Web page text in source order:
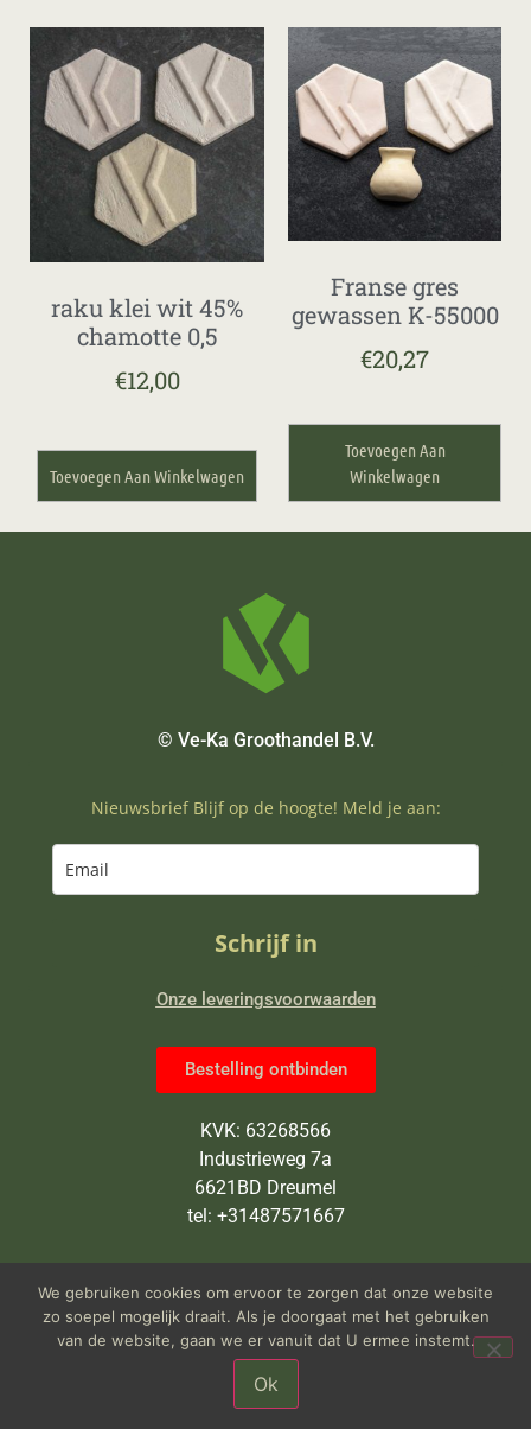
raku klei wit 45%
chamotte 0,5
€12,00
Toevoegen Aan Winkelwagen
Franse gres
gewassen K-55000
€20,27
Toevoegen Aan
Winkelwagen
© Ve-Ka Groothandel B.V.
Nieuwsbrief Blijf op de hoogte! Meld je aan:
Schrijf in
Onze leveringsvoorwaarden
Bestelling ontbinden
KVK: 63268566
Industrieweg 7a
6621BD Dreumel
tel: +31487571667
Wij zijn van maandag tot en met
vrijdag open van 9 tot 5 uur
We gebruiken cookies om ervoor te zorgen dat onze website
zo soepel mogelijk draait. Als je doorgaat met het gebruiken
van de website, gaan we er vanuit dat U ermee instemt.
Ok